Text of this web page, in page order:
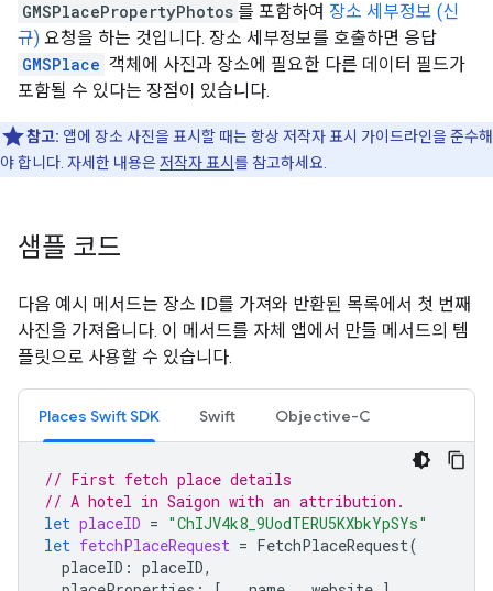
GMSPlacePropertyPhotos 를 포함하여 장소 세부정보 (신
규) 요청을 하는 것입니다. 장소 세부정보를 호출하면 응답
GMSPlace 객체에 사진과 장소에 필요한 다른 데이터 필드가
포함될 수 있다는 장점이 있습니다.
참고: 앱에 장소 사진을 표시할 때는 항상 저작자 표시 가이드라인을 준수해
야 합니다. 자세한 내용은저작자 표시 를 참고하세요.
샘플 코드
다음 예시 메서드는 장소 ID를 가져와 반환된 목록에서 첫 번째
사진을 가져옵니다. 이 메서드를 자체 앱에서 만들 메서드의 템
플릿으로 사용할 수 있습니다.
Places Swift SDK Swift Objective-C
// First fetch place details
// A hotel in Saigon with an attribution.
let placeID = "ChIJV4k8_9UodTERU5KXbkYpSYs"
let fetchPlaceRequest = FetchPlaceRequest(
placeID : placeID,